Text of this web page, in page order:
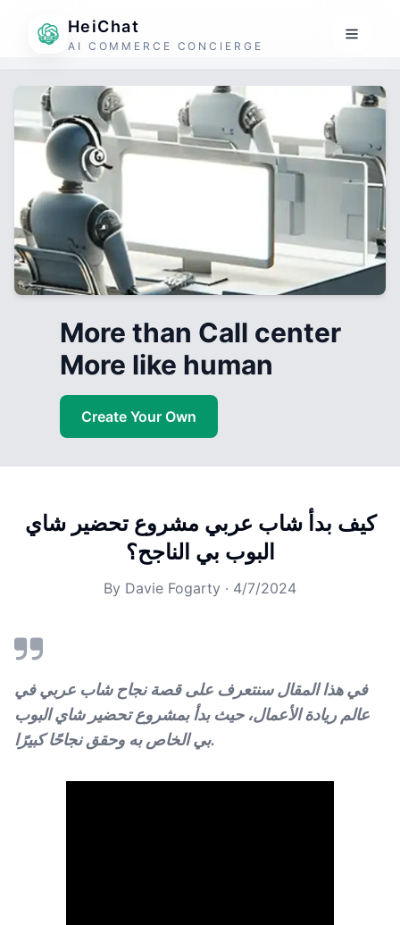
HeiChat
AI COMMERCE CONCIERGE
More than Call center
More like human
Create Your Own
كيف بدأ شاب عربي مشروع تحضير شاي
البوب بي الناجح؟
By Davie Fogarty · 4/7/2024
في هذا المقال سنتعرف على قصة نجاح شاب عربي في
عالم ريادة الأعمال، حيث بدأ بمشروع تحضير شاي البوب
بي الخاص به وحقق نجاحًا كبيرًا.